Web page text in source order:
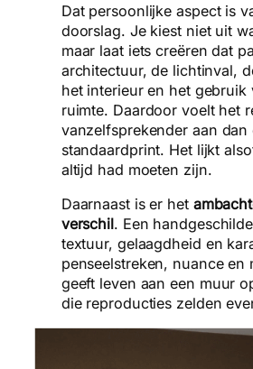
Dat persoonlijke aspect is
doorslag. Je kiest niet uit
maar laat iets creëren dat
architectuur, de lichtinval,
het interieur en het gebruik
ruimte. Daardoor voelt het
vanzelfsprekender aan dan
standaardprint. Het lijkt
altijd had moeten zijn.
Daarnaast is er het
verschil. Een
textuur, gelaagdheid en
penseelstreken, nuance en
geeft leven aan een muur
die reproducties zelden